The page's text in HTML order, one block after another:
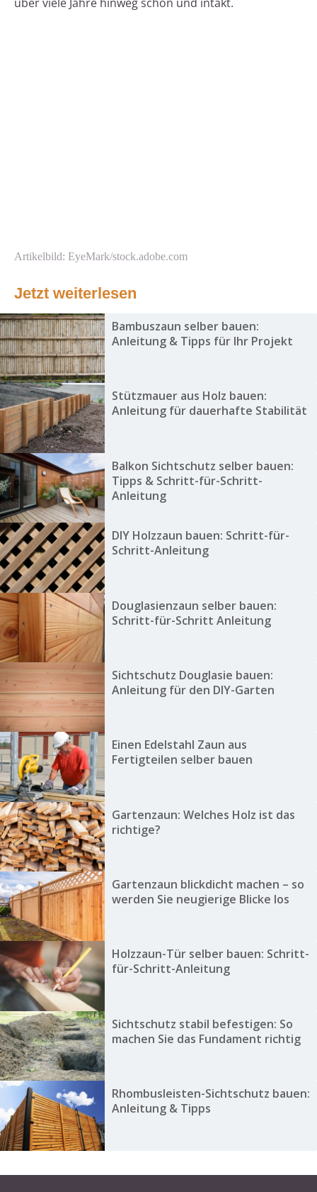
Artikelbild: EyeMark/stock.adobe.com
Jetzt weiterlesen
Bambuszaun selber bauen:
Anleitung & Tipps für Ihr Projekt
Stützmauer aus Holz bauen:
Anleitung für dauerhafte Stabilität
Balkon Sichtschutz selber bauen:
Tipps & Schritt-für-Schritt-
Anleitung
DIY Holzzaun bauen: Schritt-für-
Schritt-Anleitung
Douglasienzaun selber bauen:
Schritt-für-Schritt Anleitung
Sichtschutz Douglasie bauen:
Anleitung für den DIY-Garten
Einen Edelstahl Zaun aus
Fertigteilen selber bauen
Gartenzaun: Welches Holz ist das
richtige?
Gartenzaun blickdicht machen – so
werden Sie neugierige Blicke los
Holzzaun-Tür selber bauen: Schritt-
für-Schritt-Anleitung
Sichtschutz stabil befestigen: So
machen Sie das Fundament richtig
Rhombusleisten-Sichtschutz bauen:
Anleitung & Tipps